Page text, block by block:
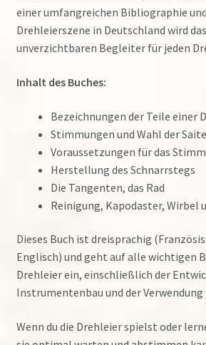
einer umfangreichen Bibliographie
Drehleierszene in Deutschland wird
unverzichtbaren Begleiter für jeden
Inhalt des Buches:
Bezeichnungen der Teile einer
Stimmungen und Wahl der
Voraussetzungen für das
Herstellung des Schnarrstegs
Die Tangenten, das Rad
Reinigung, Kapodaster, Wirbel
Dieses Buch ist dreisprachig
Englisch) und geht auf alle wichtigen
Drehleier ein, einschließlich der
Instrumentenbau und der
Wenn du die Drehleier spielst oder